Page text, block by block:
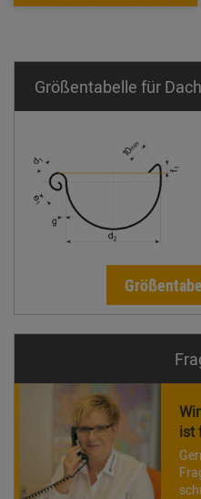
Größentabelle für
ist